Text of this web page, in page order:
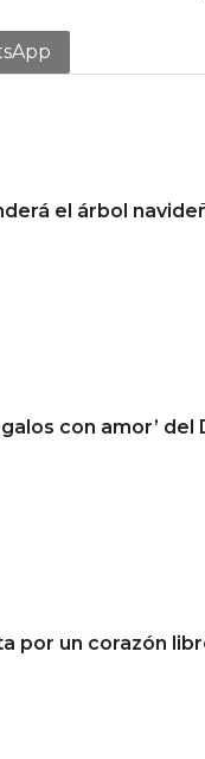
el árbol
con amor’ del
por un corazón